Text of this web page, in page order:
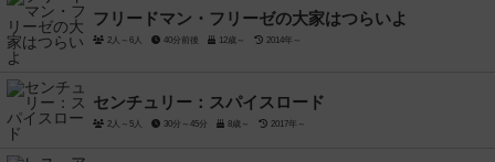
フリードマン・フリーゼの大家はつらいよ
2人～6人 40分前後 12歳～ 2014年～
センチュリー：スパイスロード
2人～5人 30分～45分 8歳～ 2017年～